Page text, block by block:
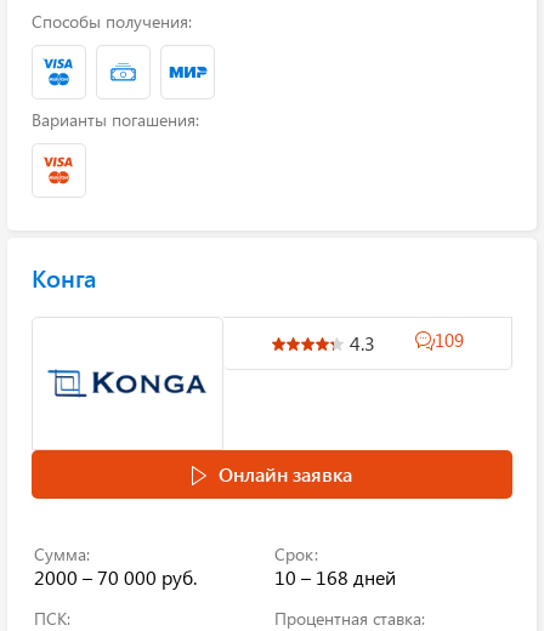
Способы получения:
Варианты погашения:
Конга
4.3 109
Онлайн заявка
Сумма:
2000 – 70 000 руб.
Срок:
10 – 168 дней
ПСК: Процентная ставка: